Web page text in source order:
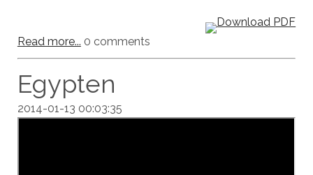
Read more... 0 comments
Egypten
2014-01-13 00:03:35